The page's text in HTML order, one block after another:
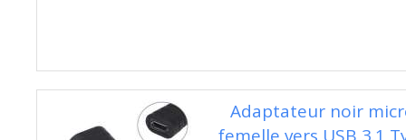
Adaptateur noir